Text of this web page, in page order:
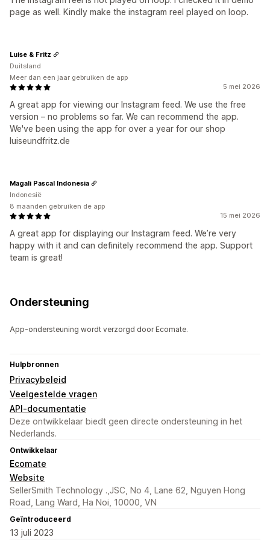
page as well. Kindly make the instagram reel played on loop.
5 mei 2026
A great app for viewing our Instagram feed. We use the free
version – no problems so far. We can recommend the app.
We've been using the app for over a year for our shop
luiseundfritz.de
Luise & Fritz
Duitsland
Meer dan een jaar gebruiken de app
15 mei 2026
A great app for displaying our Instagram feed. We’re very
happy with it and can definitely recommend the app. Support
team is great!
Magali Pascal Indonesia
Indonesië
8 maanden gebruiken de app
Ondersteuning
App-ondersteuning wordt verzorgd door Ecomate.
Hulpbronnen
Privacybeleid
Veelgestelde vragen
API-documentatie
Deze ontwikkelaar biedt geen directe ondersteuning in het
Nederlands.
Ontwikkelaar
Ecomate
Website
SellerSmith Technology .,JSC, No 4, Lane 62, Nguyen Hong
Road, Lang Ward, Ha Noi, 10000, VN
Geïntroduceerd
13 juli 2023